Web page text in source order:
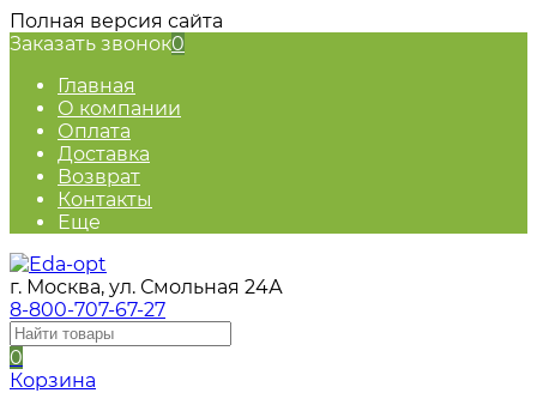
Полная версия сайта
Заказать звонок0
Главная
О компании
Оплата
Доставка
Возврат
Контакты
Еще
г. Москва, ул. Смольная 24А
8-800-707-67-27
0
Корзина